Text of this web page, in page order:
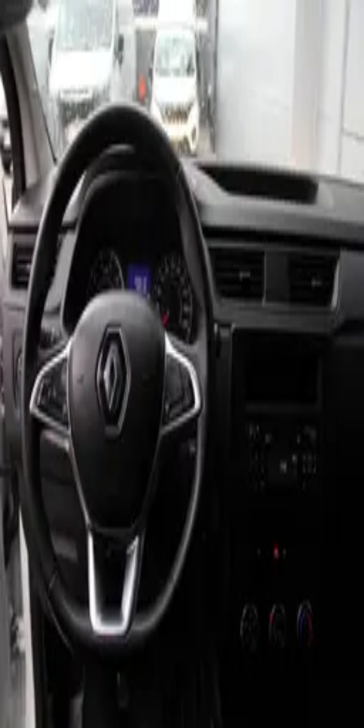
RENAULTEXPRESS VAN
Kategori:
Genislet
1/
Marka:
RENAULT
Fiyat (aylık örnek):
4.8 Hacim: Hacim: M3
2 kişi
Yakıt: Dizel
Panelvan
Vites: Manuel
Rezervasyon Yap